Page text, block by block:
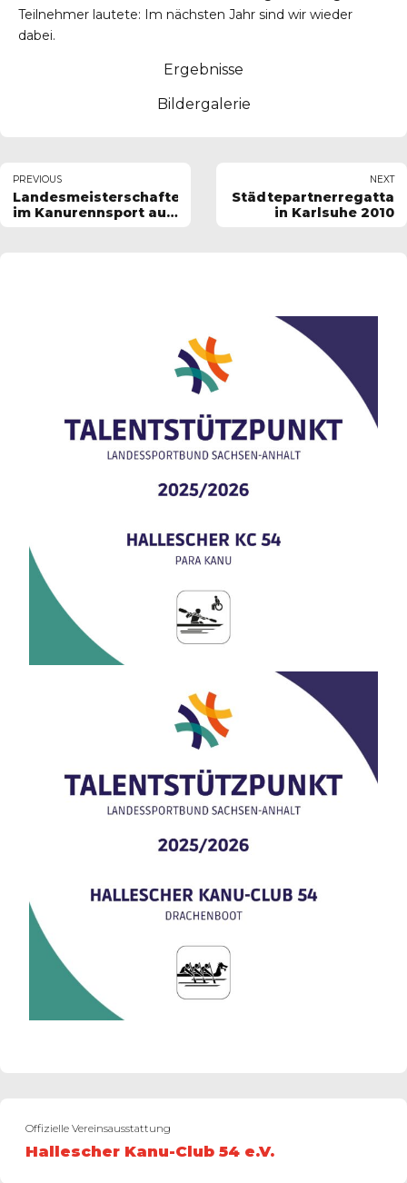
Teilnehmer lautete: Im nächsten Jahr sind wir wieder
dabei.
Ergebnisse
Bildergalerie
PREVIOUS
Landesmeisterschaften
im Kanurennsport auf
NEXT
Städtepartnerregatta
in Karlsuhe 2010
Offizielle Vereinsausstattung
Hallescher Kanu-Club 54 e.V.